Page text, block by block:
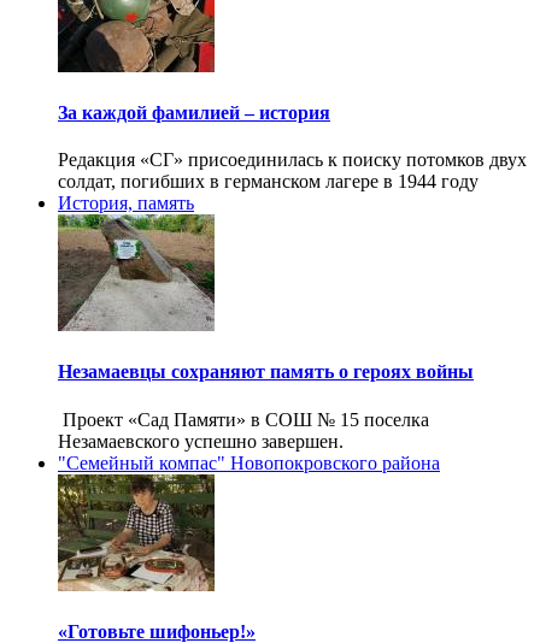
За каждой фамилией – история
Редакция «СГ» присоединилась к поиску потомков двух
солдат, погибших в германском лагере в 1944 году
История, память
Незамаевцы сохраняют память о героях войны
Проект «Сад Памяти» в СОШ № 15 поселка
Незамаевского успешно завершен.
"Семейный компас" Новопокровского района
«Готовьте шифоньер!»